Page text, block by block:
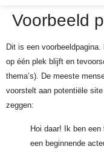
Voorbeeld
Dit is een
op één plek blijft en
thema’s). De meeste
voorstelt aan potentiële
zeggen:
Hoi daar! Ik ben
een beginnende